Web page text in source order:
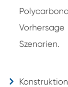
Szenarien.